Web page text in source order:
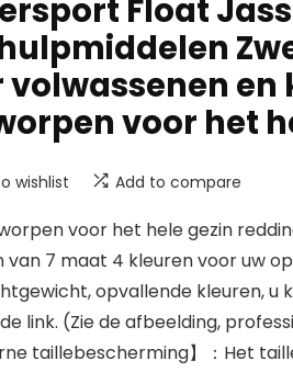
Float
volwassenen en
voor het
wishlist Add to compare
voor het hele gezin
van 7 maat 4 kleuren voor uw
opvallende kleuren, u
link. (Zie de afbeelding,
taillebescherming】：Het